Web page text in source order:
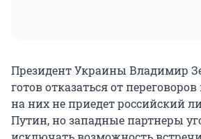
Президент Украины Владимир
готов отказаться от
на них не приедет российский
Путин, но западные партнеры